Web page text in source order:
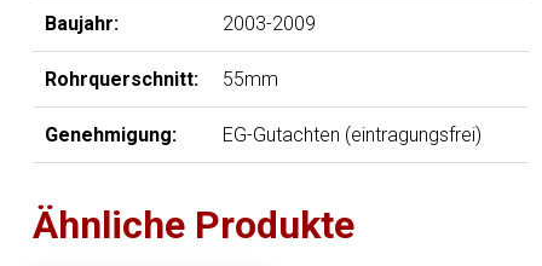
Baujahr: 2003-2009
Rohrquerschnitt: 55mm
Genehmigung: EG-Gutachten (eintragungsfrei)
Ähnliche Produkte